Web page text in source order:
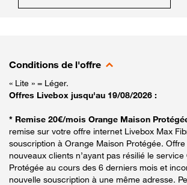
Conditions de l'offre
« Lite » = Léger.
Offres Livebox jusqu'au 19/08/2026 :
* Remise 20€/mois Orange Maison
remise sur votre offre internet Livebox Max
souscription à Orange Maison Protégée.
nouveaux clients n’ayant pas résilié le
Protégée au cours des 6 derniers mois et
nouvelle souscription à une même adresse.